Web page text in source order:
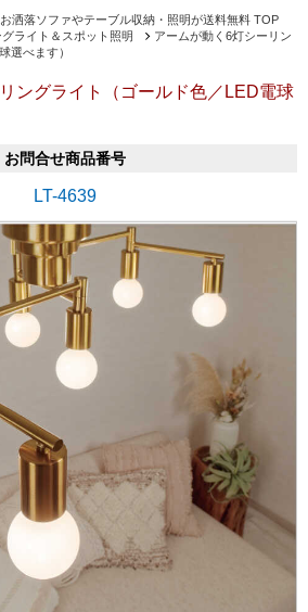
洒落ソファやテーブル収納・照明が送料無料 TOP
ライト＆スポット照明
アームが動く6灯シーリン
選べます）
ングライト（ゴールド色／LED電球
お問合せ商品番号
LT-4639